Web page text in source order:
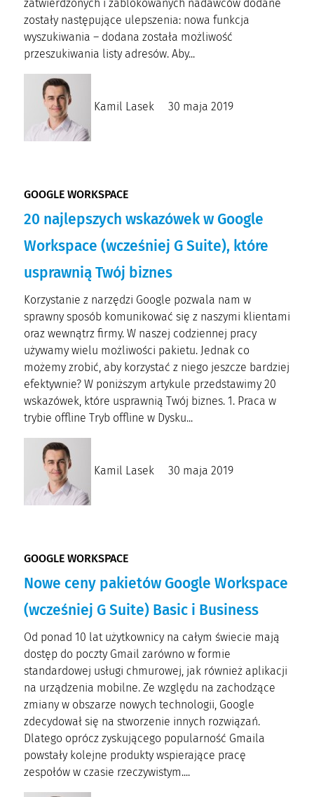
zatwierdzonych i zablokowanych nadawców dodane
zostały następujące ulepszenia: nowa funkcja
wyszukiwania – dodana została możliwość
przeszukiwania listy adresów. Aby...
Kamil Lasek 30 maja 2019
GOOGLE WORKSPACE
20 najlepszych wskazówek w Google
Workspace (wcześniej G Suite), które
usprawnią Twój biznes
Korzystanie z narzędzi Google pozwala nam w
sprawny sposób komunikować się z naszymi klientami
oraz wewnątrz firmy. W naszej codziennej pracy
używamy wielu możliwości pakietu. Jednak co
możemy zrobić, aby korzystać z niego jeszcze bardziej
efektywnie? W poniższym artykule przedstawimy 20
wskazówek, które usprawnią Twój biznes. 1. Praca w
trybie offline Tryb offline w Dysku...
Kamil Lasek 30 maja 2019
GOOGLE WORKSPACE
Nowe ceny pakietów Google Workspace
(wcześniej G Suite) Basic i Business
Od ponad 10 lat użytkownicy na całym świecie mają
dostęp do poczty Gmail zarówno w formie
standardowej usługi chmurowej, jak również aplikacji
na urządzenia mobilne. Ze względu na zachodzące
zmiany w obszarze nowych technologii, Google
zdecydował się na stworzenie innych rozwiązań.
Dlatego oprócz zyskującego popularność Gmaila
powstały kolejne produkty wspierające pracę
zespołów w czasie rzeczywistym....